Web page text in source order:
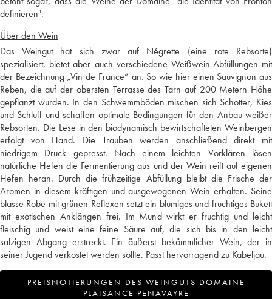
definieren".
Über den Wein
Das Weingut hat sich zwar auf Négrette (eine rote Rebsorte)
spezialisiert, bietet aber auch verschiedene Weißwein-Abfüllungen mit
der Bezeichnung „Vin de France“ an. So wie hier einen Sauvignon aus
Reben, die auf der obersten Terrasse des Tarn auf 200 Metern Höhe
gepflanzt wurden. In den Schwemmböden mischen sich Schotter, Kies
und Schluff und schaffen optimale Bedingungen für den Anbau weißer
Rebsorten. Die Lese in den biodynamisch bewirtschafteten Weinbergen
erfolgt von Hand. Die Trauben werden anschließend direkt mit
niedrigem Druck gepresst. Nach einem leichten Vorklären lösen
natürliche Hefen die Fermentierung aus und der Wein reift auf eigenen
Hefen heran. Durch die frühzeitige Abfüllung bleibt die Frische der
Aromen in diesem kräftigen und ausgewogenen Wein erhalten. Seine
blasse Robe mit grünen Reflexen setzt ein blumiges und fruchtiges Bukett
mit exotischen Anklängen frei. Im Mund wirkt er fruchtig und leicht
fleischig und weist eine feine Säure auf, die sich bis in den leicht
salzigen Abgang erstreckt. Ein äußerst bekömmlicher Wein, der in
seiner Jugend verkostet werden sollte. Passt hervorragend zu Kabeljau.
PREISNOTIERUNGEN DES WEINGUTS DOMAINE
PLAISANCE PENAVAYRE